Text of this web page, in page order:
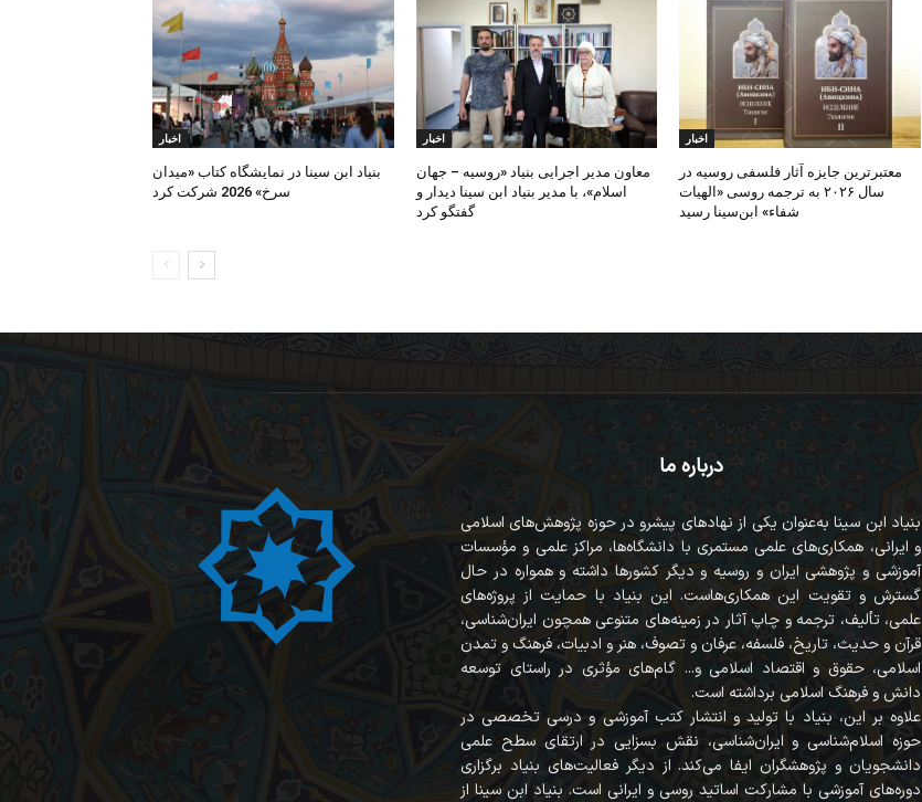
اخبار
بنیاد ابن‌ سینا در نمایشگاه کتاب «میدان
سرخ» 2026 شرکت کرد
اخبار
معاون مدیر اجرایی بنیاد «روسیه – جهان
اسلام»، با مدیر بنیاد ابن سینا دیدار و
گفتگو کرد
اخبار
معتبرترین جایزه آثار فلسفی روسیه در
سال ۲۰۲۶ به ترجمه روسی «الهیات
شفاء» ابن‌سینا رسید
درباره ما
بنیاد ابن سینا به‌عنوان یکی از نهادهای پیشرو در حوزه پژوهش‌های اسلامی
و ایرانی، همکاری‌های علمی مستمری با دانشگاه‌ها، مراکز علمی و مؤسسات
آموزشی و پژوهشی ایران و روسیه و دیگر کشورها داشته و همواره در حال
گسترش و تقویت این همکاری‌هاست. این بنیاد با حمایت از پروژه‌های
علمی، تألیف، ترجمه و چاپ آثار در زمینه‌های متنوعی همچون ایران‌شناسی،
قرآن‌ و حدیث، تاریخ، فلسفه، عرفان و تصوف، هنر و ادبیات، فرهنگ و تمدن
اسلامی، حقوق و اقتصاد اسلامی و... گام‌های مؤثری در راستای توسعه
دانش و فرهنگ اسلامی برداشته است.
علاوه بر این، بنیاد با تولید و انتشار کتب آموزشی و درسی تخصصی در
حوزه اسلام‌شناسی و ایران‌شناسی، نقش بسزایی در ارتقای سطح علمی
دانشجویان و پژوهشگران ایفا می‌کند. از دیگر فعالیت‌های بنیاد برگزاری
دوره‌های آموزشی با مشارکت اساتید روسی و ایرانی است. بنیاد ابن سینا از